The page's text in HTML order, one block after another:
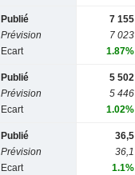
Publié
Prévision
Ecart
7 155
7 023
1.87%
Publié
Prévision
Ecart
5 502
5 446
1.02%
Publié
Prévision
Ecart
36,5
36,1
1.1%